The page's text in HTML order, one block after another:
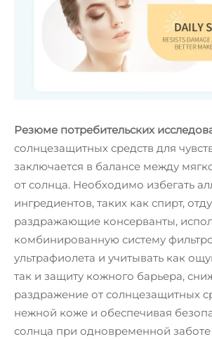
Резюме потребительских
солнцезащитных средств для
заключается в балансе между
от солнца. Необходимо избегать
ингредиентов, таких как спирт,
раздражающие консерванты,
комбинированную систему
ультрафиолета и учитывать как
так и защиту кожного барьера,
раздражение от солнцезащитных
нежной коже и обеспечивая
солнца при одновременной